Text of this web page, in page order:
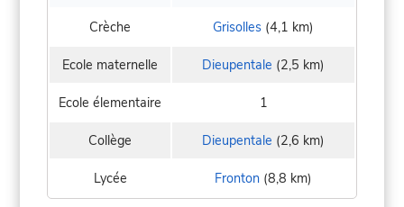
Crèche Grisolles (4,1 km)
Ecole maternelle Dieupentale (2,5 km)
Ecole élementaire 1
Collège Dieupentale (2,6 km)
Lycée Fronton (8,8 km)